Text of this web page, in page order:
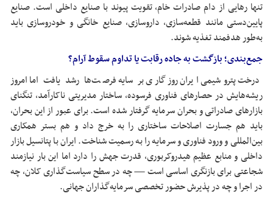
تنها رهایی از دام صادرات خام، تقویت پیوند با صنایع داخلی است. صنایع
پایین‌دستی مانند قطعه‌سازی، داروسازی، صنایع خانگی و خودروسازی باید
به‌طور هدفمند تغذیه شوند.
جمع‌بندی؛ بازگشت به جاده رقابت یا تداوم سقوط آرام؟
درخت پتروشیمی ایران روزگاری بر سایه فرصت‌ها رشد یافت اما امروز
ریشه‌هایش در حصارهای فناوری فرسوده، ساختار مدیریتی ناکارآمد، تنگنای
بازارهای صادراتی و بحران سرمایه گرفتار شده است. برای عبور از این بحران،
باید هم جسارت اصلاحات ساختاری را به خرج داد و هم بستر همکاری
بین‌المللی و ورود فناوری و سرمایه را به رسمیت شناخت. ایران با پتانسیل بازار
داخلی و منابع عظیم هیدروکربوری، قدرت جهش را دارد اما این بار نیازمند
شجاعتی برای بازنگری اساسی است — چه در سطح سیاست‌گذاری کلان، چه
در اجرا و چه در پذیرش حضور تخصصی سرمایه‌گذاران جهانی.